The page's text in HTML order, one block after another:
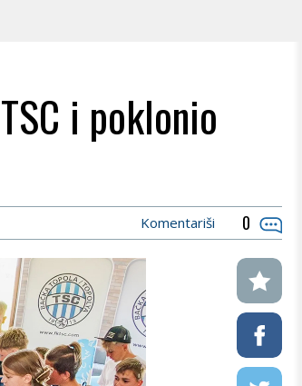
i poklonio
0
Komentariši